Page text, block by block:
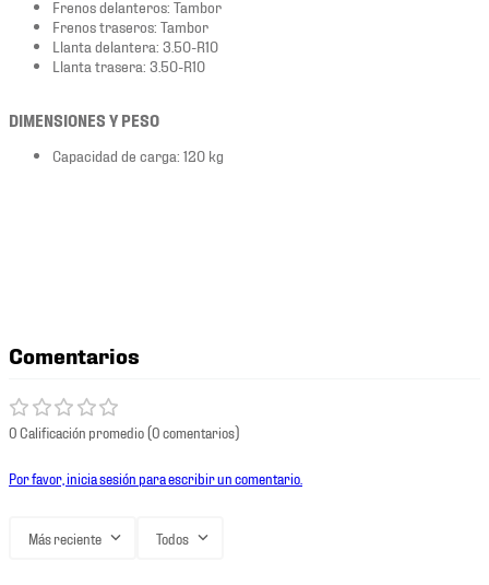
Frenos delanteros: Tambor
Frenos traseros: Tambor
Llanta delantera: 3.50-R10
Llanta trasera: 3.50-R10
DIMENSIONES Y PESO
Capacidad de carga: 120 kg
Comentarios
0 Calificación promedio(0 comentarios)
Por favor, inicia sesión para escribir un comentario.
Más reciente Todos